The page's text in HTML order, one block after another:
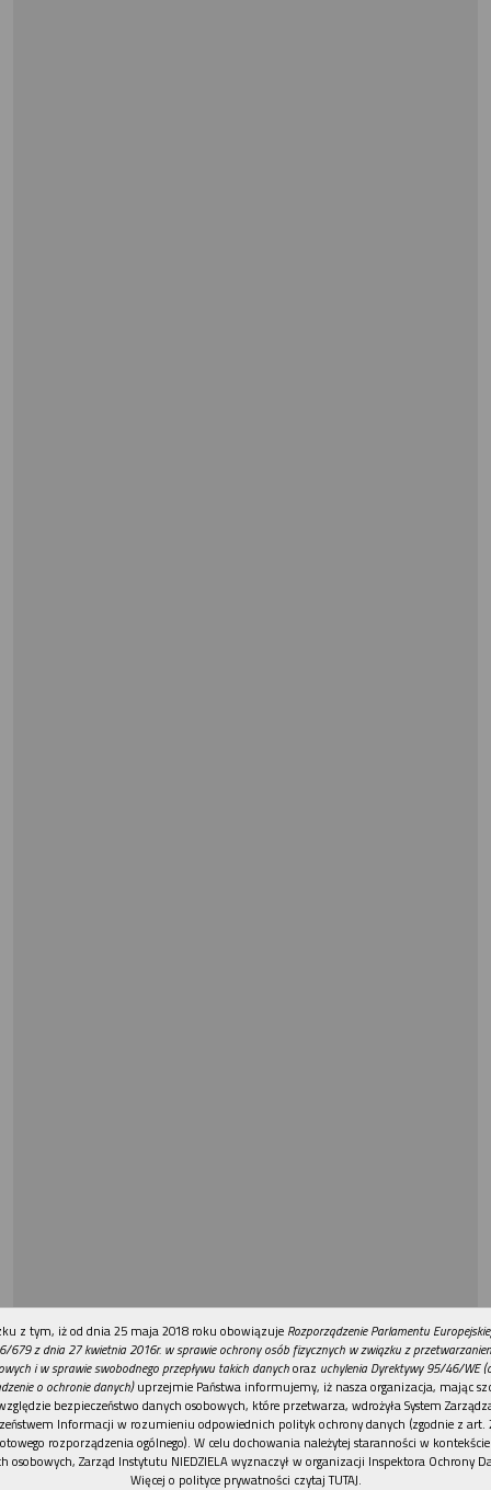
REKLAMA
z tym, iż od dnia 25 maja 2018 roku obowiązuje Rozporządzenie Parlamentu
679 z dnia 27 kwietnia 2016r. w sprawie ochrony osób fizycznych w związku z
i w sprawie swobodnego przepływu takich danychoraz uchylenia Dyrektywy 95/46/WE
o ochronie danych)uprzejmie Państwa informujemy, iż nasza organizacja, mając
bezpieczeństwo danych osobowych, które przetwarza, wdrożyła System
Informacji w rozumieniu odpowiednich polityk ochrony danych (zgodnie z art.
rozporządzenia ogólnego). W celu dochowania należytej staranności w
osobowych, Zarząd Instytutu NIEDZIELA wyznaczył w organizacji Inspektora Ochrony
Więcej o polityce prywatności czytaj TUTAJ.